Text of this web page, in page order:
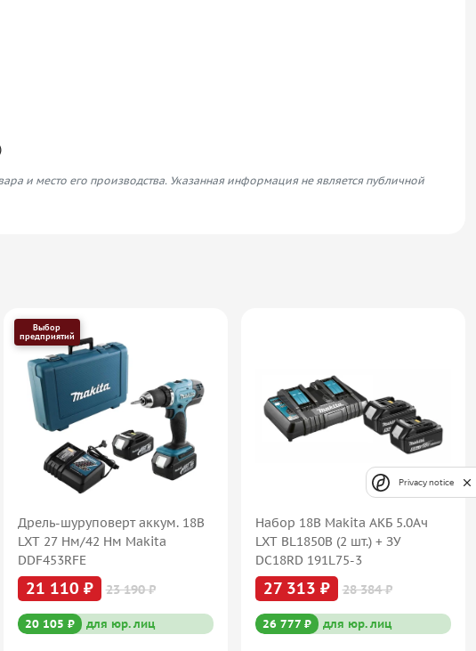
и место его производства. Указанная информация не является публичной
Выбор
предприятий
Дрель-шуруповерт аккум. 18В
LXT 27 Нм/42 Нм Makita
DDF453RFE
21 110 ₽ 23 190 ₽
20 105 ₽ для юр. лиц
Набор 18В Makita АКБ 5.0Ач
LXT BL1850B (2 шт.) + ЗУ
DC18RD 191L75-3
27 313 ₽ 28 384 ₽
26 777 ₽ для юр. лиц
Privacy notice